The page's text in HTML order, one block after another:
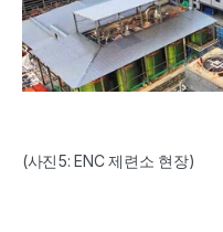
(사진5: ENC 제련소 현장)